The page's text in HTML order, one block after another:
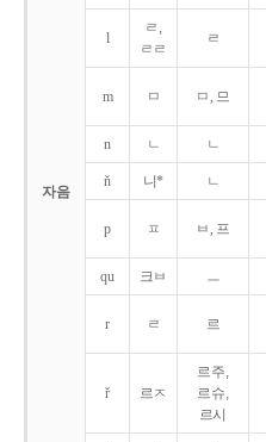
자음
l
ㄹ,
ㄹㄹ
ㄹ
m ㅁ ㅁ, 므
n ㄴ ㄴ
ň 니* ㄴ
p ㅍ ㅂ, 프
qu 크ㅂ ㅡ
r ㄹ 르
ř 르ㅈ
르주,
르슈,
르시